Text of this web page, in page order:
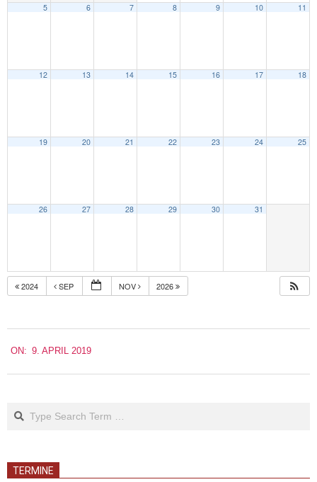
5 6 7 8 9 10 11
12 13 14 15 16 17 18
19 20 21 22 23 24 25
26 27 28 29 30 31
2024 SEP NOV 2026
04-
09
ON: 9. APRIL 2019
TERMINE